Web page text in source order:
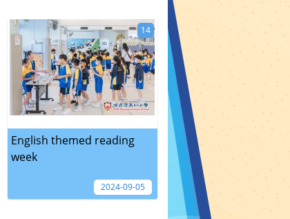
English themed reading
week
14
2024-09-05